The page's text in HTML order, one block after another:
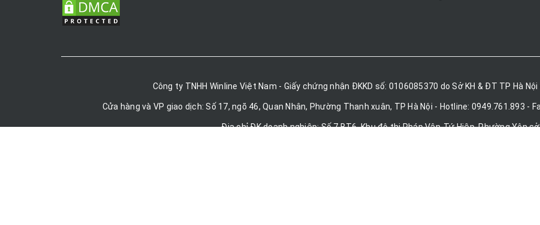
Công ty TNHH Winline Việt Nam - Giấy chứng nhận ĐKKD số: 0106085370 do Sở KH & ĐT TP Hà
Cửa hàng và VP giao dịch: Số 17, ngõ 46, Quan Nhân, Phường Thanh xuân, TP Hà Nội - Hotline: 0949.761.893 -
Địa chỉ ĐK doanh nghiệp: Số 7 BT6, Khu đô thị Pháp Vân-Tứ Hiệp, Phường Yên